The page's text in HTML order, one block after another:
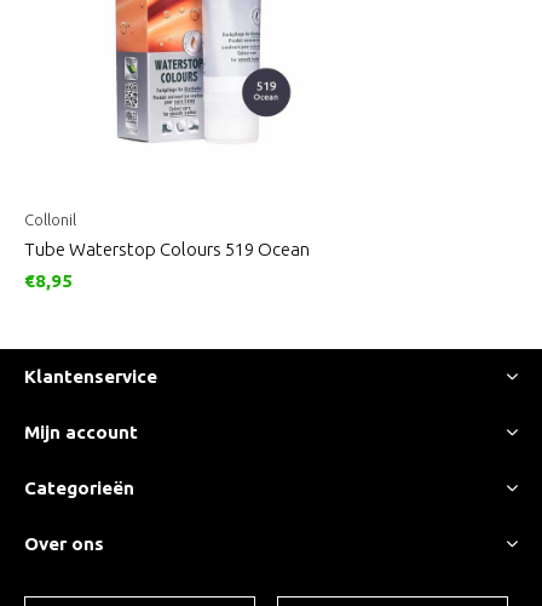
Collonil
Tube Waterstop Colours 519 Ocean
€8,95
Klantenservice
Mijn account
Categorieën
Over ons